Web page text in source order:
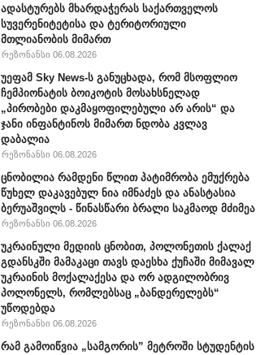
ადასტურებს მხარდაჭერას საქართველოს
სუვერენიტეტისა და ტერიტორიული
მთლიანობის მიმართ
რეზონანსი 06.08.2026
უეფამ Sky News-ს განუცხადა, რომ მსოფლიო
ჩემპიონატის ბოიკოტის მოსახსნელად
„პირობები დაკმაყოფილებული არ არის“ და
ჯანი ინფანტინოს მიმართ ნდობა კვლავ
დაბალია
რეზონანსი 06.08.2026
ცნობილია რამდენი წლით პატიმრობა ემუქრება
წუხელ დაკავებულ ნია იმნაძეს და ანასტასია
ბერუაშვილს - წინასწარი ბრალი საკმაოდ მძიმეა
რეზონანსი 06.08.2026
უკრაინული მედიის ცნობით, პოლონეთის ქალაქ
გდანსკში მამაკაცი თავს დაესხა ქუჩაში მიმავალ
უკრაინის მოქალაქესა და ორ ადგილობრივ
პოლონელს, რომლებსაც „ბანდერელებს“
უწოდებდა
რეზონანსი 06.08.2026
რამ გამოიწვია „სამგორის” მეტროში სტუდენტის